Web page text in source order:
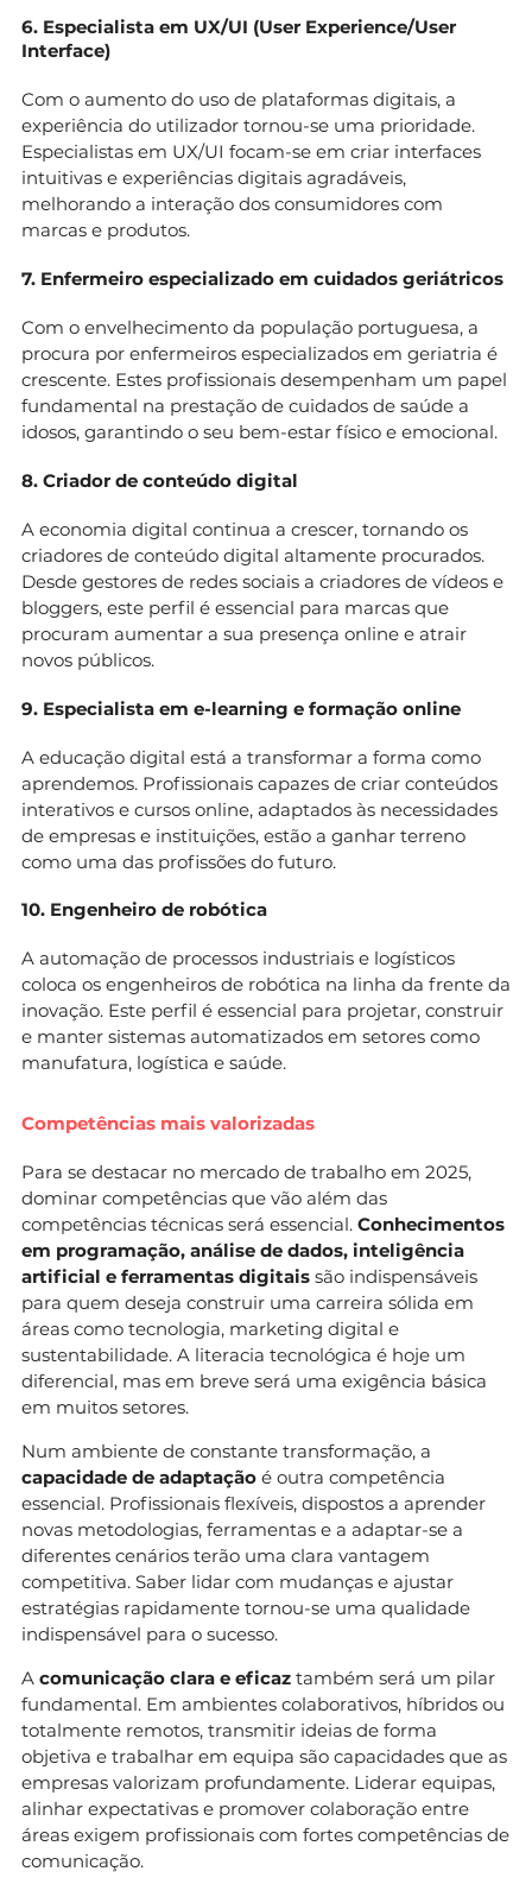
6. Especialista em UX/UI (User Experience/User
Interface)
Com o aumento do uso de plataformas digitais, a
experiência do utilizador tornou-se uma prioridade.
Especialistas em UX/UI focam-se em criar interfaces
intuitivas e experiências digitais agradáveis,
melhorando a interação dos consumidores com
marcas e produtos.
7. Enfermeiro especializado em cuidados geriátricos
Com o envelhecimento da população portuguesa, a
procura por enfermeiros especializados em geriatria é
crescente. Estes profissionais desempenham um papel
fundamental na prestação de cuidados de saúde a
idosos, garantindo o seu bem-estar físico e emocional.
8. Criador de conteúdo digital
A economia digital continua a crescer, tornando os
criadores de conteúdo digital altamente procurados.
Desde gestores de redes sociais a criadores de vídeos e
bloggers, este perfil é essencial para marcas que
procuram aumentar a sua presença online e atrair
novos públicos.
9. Especialista em e-learning e formação online
A educação digital está a transformar a forma como
aprendemos. Profissionais capazes de criar conteúdos
interativos e cursos online, adaptados às necessidades
de empresas e instituições, estão a ganhar terreno
como uma das profissões do futuro.
10. Engenheiro de robótica
A automação de processos industriais e logísticos
coloca os engenheiros de robótica na linha da frente da
inovação. Este perfil é essencial para projetar, construir
e manter sistemas automatizados em setores como
manufatura, logística e saúde.
Competências mais valorizadas
Para se destacar no mercado de trabalho em 2025,
dominar competências que vão além das
competências técnicas será essencial. Conhecimentos
em programação, análise de dados, inteligência
artificial e ferramentas digitais são indispensáveis
para quem deseja construir uma carreira sólida em
áreas como tecnologia, marketing digital e
sustentabilidade. A literacia tecnológica é hoje um
diferencial, mas em breve será uma exigência básica
em muitos setores.
Num ambiente de constante transformação, a
capacidade de adaptação é outra competência
essencial. Profissionais flexíveis, dispostos a aprender
novas metodologias, ferramentas e a adaptar-se a
diferentes cenários terão uma clara vantagem
competitiva. Saber lidar com mudanças e ajustar
estratégias rapidamente tornou-se uma qualidade
indispensável para o sucesso.
A comunicação clara e eficaz também será um pilar
fundamental. Em ambientes colaborativos, híbridos ou
totalmente remotos, transmitir ideias de forma
objetiva e trabalhar em equipa são capacidades que as
empresas valorizam profundamente. Liderar equipas,
alinhar expectativas e promover colaboração entre
áreas exigem profissionais com fortes competências de
comunicação.